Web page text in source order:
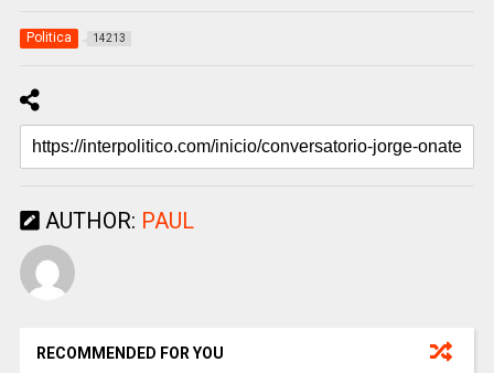
Politica 14213
AUTHOR: PAUL
RECOMMENDED FOR YOU